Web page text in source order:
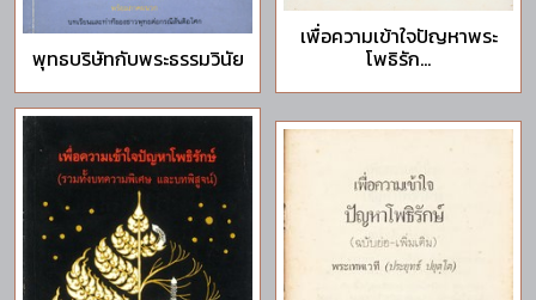
พุทธบริษัทกับพระธรรมวินัย
เพื่อความเข้าใจปัญหาพระ
โพธิรัก...